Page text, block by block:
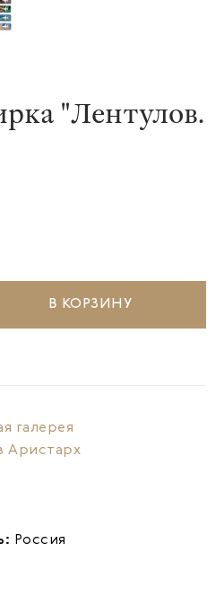
"Лентулов.
В КОРЗИНУ
галерея
Аристарх
Россия